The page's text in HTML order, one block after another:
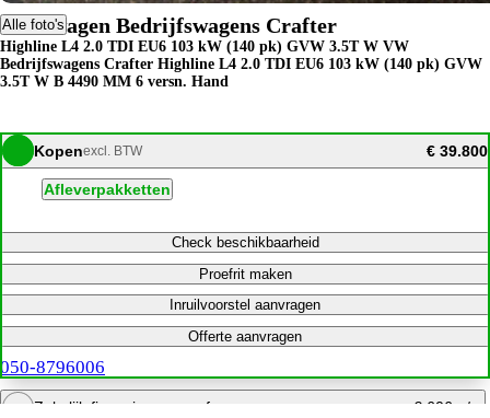
Alle foto's
Volkswagen Bedrijfswagens Crafter
Highline L4 2.0 TDI EU6 103 kW (140 pk) GVW 3.5T W VW
Bedrijfswagens Crafter Highline L4 2.0 TDI EU6 103 kW (140 pk) GVW
3.5T W B 4490 MM 6 versn. Hand
Kopenexcl. BTW € 39.800
Afleverpakketten
Check beschikbaarheid
Proefrit maken
Inruilvoorstel aanvragen
Offerte aanvragen
050-8796006
Zakelijk financieren vanaf € 606 p/m